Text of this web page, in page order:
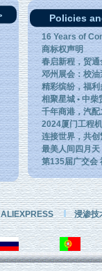
日-11月6日 — 展览地
Expo，201
16 Years of
商标权声明
春启新程，贸
邓州展会：校
精彩缤纷，福
相聚星城 • 中
千年商港，汽
2024厦门工程
连接世界，共
最美人间四月
第135届广交会
ALIEXPRESS 浸渗技